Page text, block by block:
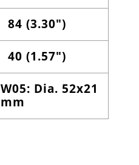
84 (3.30")
40 (1.57")
W05: Dia. 52x21
mm